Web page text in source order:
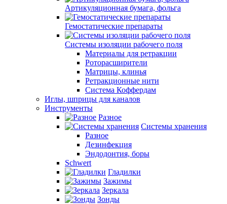
Артикуляционная бумага, фольга
Гемостатические препараты
Системы изоляции рабочего поля
Материалы для ретракции
Роторасширители
Матрицы, клинья
Ретракционные нити
Система Коффердам
Иглы, шприцы для каналов
Инструменты
Разное
Системы хранения
Разное
Дезинфекция
Эндодонтия, боры
Schwert
Гладилки
Зажимы
Зеркала
Зонды